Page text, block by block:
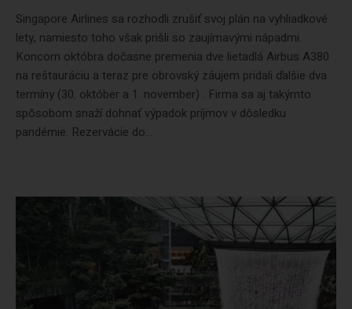
Singapore Airlines sa rozhodli zrušiť svoj plán na vyhliadkové
lety, namiesto toho však prišli so zaujímavými nápadmi.
Koncom októbra dočasne premenia dve lietadlá Airbus A380
na reštauráciu a teraz pre obrovský záujem pridali ďalšie dva
termíny (30. október a 1. november) . Firma sa aj takýmto
spôsobom snaží dohnať výpadok príjmov v dôsledku
pandémie. Rezervácie do...